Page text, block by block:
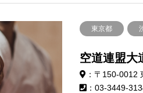
東京都
空道連盟
：〒150-0012
：03-3449-